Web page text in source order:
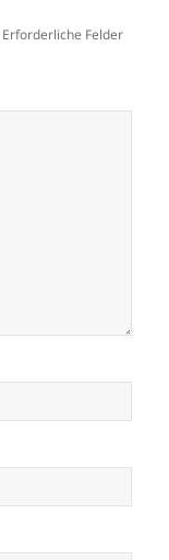
Erforderliche Felder